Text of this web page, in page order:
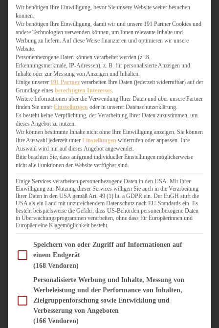
MY AMERICAN BAKERY
SCHOKOLADIGES
SÜSSES HAUPTGERICHT
TÖRTCHEN
VEGAN SÜSS
WEIHNACHTSBÄCKEREI
HERZHAFT
BURGER & SANDWICHES
FIX AUF DEM TISCH
FLEISCH & FISCH
GRILLEN / BARBECUE
HERZHAFTES BACKEN
ONE-POT-GERICHTE
PASTA & NUDELGERICHTE
PIZZA, TARTES & QUICHES
REIS & RISOTTO
SALATE & SNACKS
SUPPENKASPEREIEN
VORSPEISEN
SÜSS & HERZHAFT
BROTAUFSTRICH
Wir benötigen Ihre Einwilligung, bevor Sie unsere Website weiter besuchen
können.
Wir benötigen Ihre Einwilligung, damit wir und unsere 191 Partner Cookies und
andere Technologien verwenden können, um Ihnen relevante Inhalte und
Werbung zu liefern. Auf diese Weise finanzieren und optimieren wir unsere
Website.
Personenbezogene Daten können verarbeitet werden (z. B.
Erkennungsmerkmale, IP-Adressen), z. B. für personalisierte Anzeigen und
Inhalte oder zur Messung von Anzeigen und Inhalten.
Einige unserer 191 Partner verarbeiten Ihre Daten (jederzeit widerrufbar) auf der
Grundlage eines berechtigten Interesses
Weitere Informationen über die Verwendung Ihrer Daten und über unsere Partner
finden Sie unter Einstellungen oder in unserer Datenschutzerklärung.
Es besteht keine Verpflichtung, der Verarbeitung Ihrer Daten zuzustimmen, um
dieses Angebot zu nutzen.
Wir können bestimmte Inhalte nicht ohne Ihre Einwilligung anzeigen. Sie können
Ihre Auswahl jederzeit unter Einstellungen widerrufen oder anpassen. Ihre
Auswahl wird nur auf dieses Angebot angewendet.
Bitte beachten Sie, dass aufgrund individueller Einstellungen möglicherweise
nicht alle Funktionen der Website verfügbar sind.
Einige Services verarbeiten personenbezogene Daten in den USA. Mit Ihrer
Einwilligung zur Nutzung dieser Services willigen Sie auch in die Verarbeitung
Ihrer Daten in den USA gemäß Art. 49 (1) lit. a GDPR ein. Der EuGH stuft die
USA als ein Land mit unzureichendem Datenschutz nach EU-Standards ein. Es
besteht beispielsweise die Gefahr, dass US-Behörden personenbezogene Daten
in Überwachungsprogrammen verarbeiten, ohne dass für Europäerinnen und
Europäer eine Klagemöglichkeit besteht.
Im Folgenden finden Sie eine Liste der Zwecke des IAB Transparency and Consent
Speichern von oder Zugriff auf Informationen auf
einem Endgerät
(168 Vendoren)
Personalisierte Werbung und Inhalte, Messung von
Werbeleistung und der Performance von Inhalten,
Zielgruppenforschung sowie Entwicklung und
Verbesserung von Angeboten
(166 Vendoren)